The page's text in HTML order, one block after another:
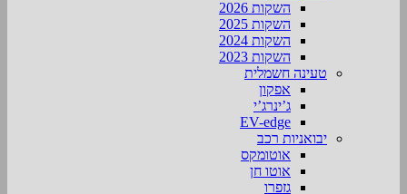
השקות 2026
השקות 2025
השקות 2024
השקות 2023
טעינה חשמלית
אפקון
ג’ינרג’י
EV-edge
יבואניות רכב
אוטומקס
אוטו חן
גזפרו